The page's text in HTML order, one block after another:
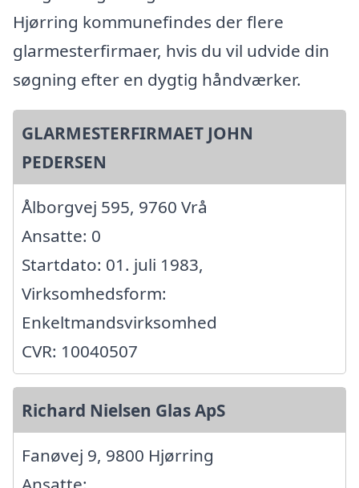
Hjørring kommunefindes der flere
glarmesterfirmaer, hvis du vil udvide din
søgning efter en dygtig håndværker.
GLARMESTERFIRMAET JOHN
PEDERSEN
Ålborgvej 595, 9760 Vrå
Ansatte: 0
Startdato: 01. juli 1983,
Virksomhedsform:
Enkeltmandsvirksomhed
CVR: 10040507
Richard Nielsen Glas ApS
Fanøvej 9, 9800 Hjørring